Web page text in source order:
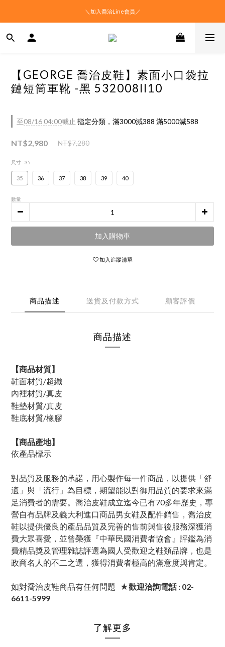
＼加入喬治Line會員／
【GEORGE 喬治皮鞋】素面小口袋拉
鏈短筒軍靴 -黑 532008II10
至08/16 04:00截止 指定分類，滿3000減388 滿5000減588
NT$2,980 NT$7,280
尺寸 : 35
35 36 37 38 39 40
數量
加入購物車
加入追蹤清單
商品描述 送貨及付款方式 顧客評價
商品描述
【商品材質】
鞋面材質/超纖
內裡材質/真皮
鞋墊材質/真皮
鞋底材質/橡膠
【商品產地】
依產品標示
對品質及服務的承諾，用心製作每一件商品，以提供「舒
適」與「流行」為目標，期望能以對御用品質的要求來滿
足消費者的需要。喬治皮鞋成立迄今已有70多年歷史，專
營自有品牌及義大利進口商品男女鞋及配件銷售，喬治皮
鞋以提供優良的產品品質及完善的售前與售後服務深獲消
費大眾喜愛，並曾榮獲『中華民國消費者協會』評鑑為消
費精品獎及管理雜誌評選為國人受歡迎之鞋類品牌，也是
政商名人的不二之選，獲得消費者極高的滿意度與肯定。
如對喬治皮鞋商品有任何問題
★歡迎洽詢電話 : 02-
6611-5999
了解更多